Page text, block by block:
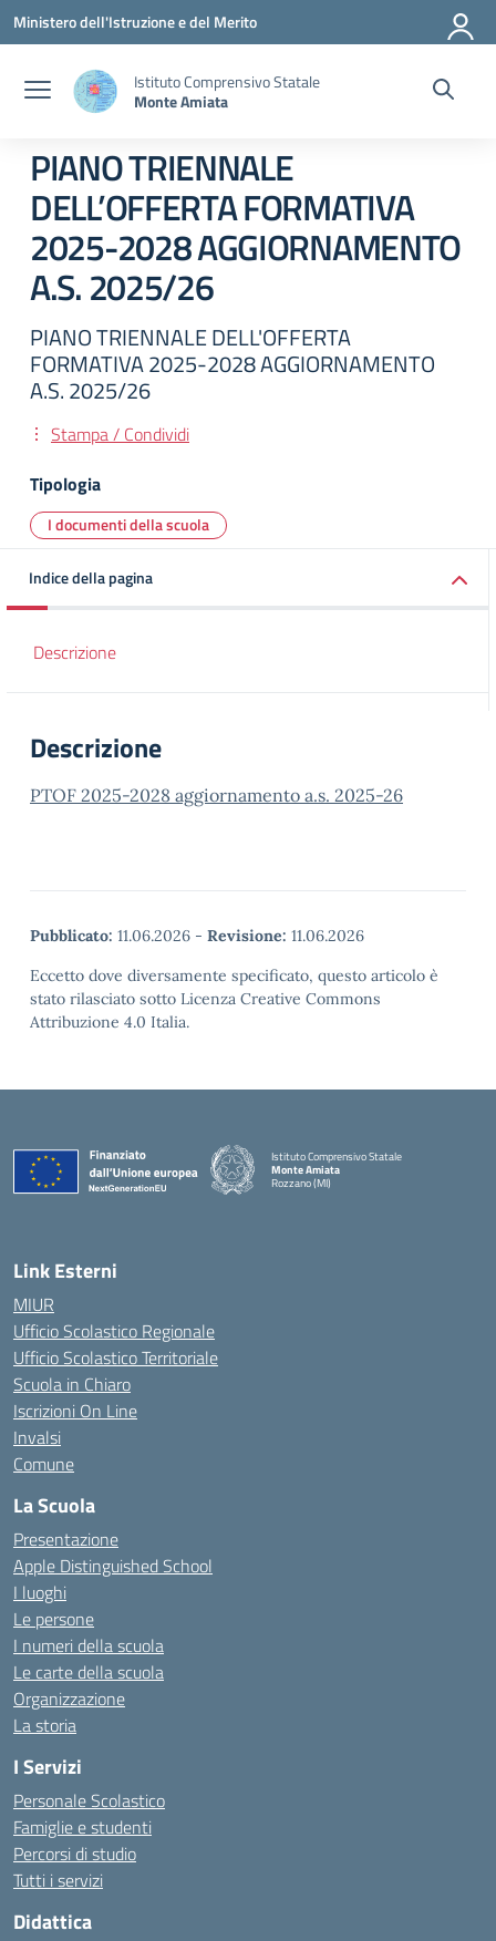
Vai ai contenuti
Vai al menu di navigazione
Vai al footer
Ministero dell'Istruzione e del Merito
Istituto Comprensivo Statale
Monte Amiata
PIANO TRIENNALE
DELL’OFFERTA FORMATIVA
2025-2028 AGGIORNAMENTO
A.S. 2025/26
PIANO TRIENNALE DELL'OFFERTA
FORMATIVA 2025-2028 AGGIORNAMENTO
A.S. 2025/26
Stampa / Condividi
Tipologia
I documenti della scuola
Indice della pagina
Descrizione
Descrizione
PTOF 2025-2028 aggiornamento a.s. 2025-26
Pubblicato: 11.06.2026 - Revisione: 11.06.2026
Eccetto dove diversamente specificato, questo articolo è
stato rilasciato sotto Licenza Creative Commons
Attribuzione 4.0 Italia.
Istituto Comprensivo Statale
Monte Amiata
Rozzano (MI)
Link Esterni
MIUR
Ufficio Scolastico Regionale
Ufficio Scolastico Territoriale
Scuola in Chiaro
Iscrizioni On Line
Invalsi
Comune
La Scuola
Presentazione
Apple Distinguished School
I luoghi
Le persone
I numeri della scuola
Le carte della scuola
Organizzazione
La storia
I Servizi
Personale Scolastico
Famiglie e studenti
Percorsi di studio
Tutti i servizi
Didattica